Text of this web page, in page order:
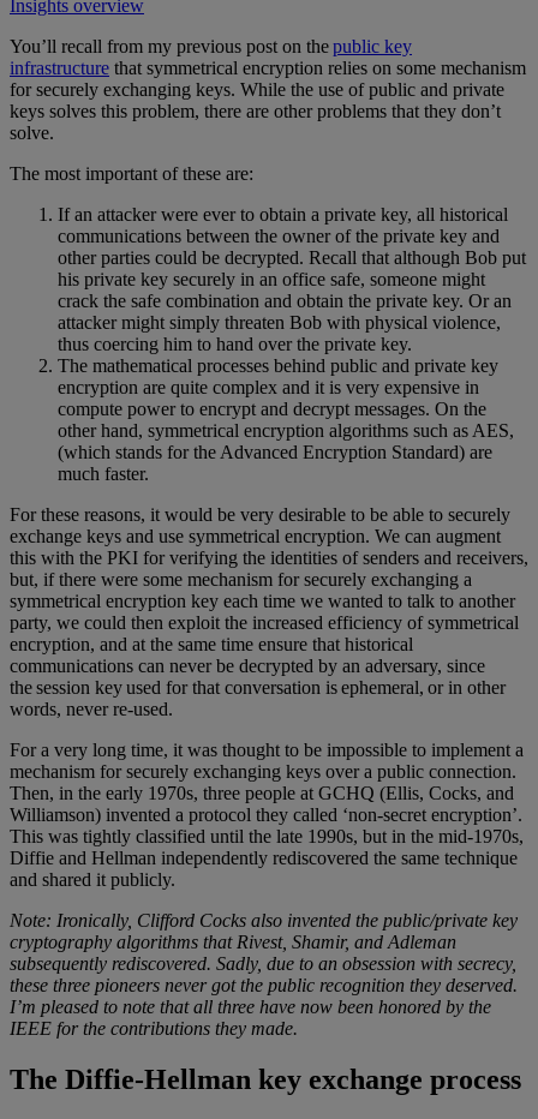
Insights overview
You’ll recall from my previous post on thepublic key
infrastructure that symmetrical encryption relies on some mechanism
for securely exchanging keys. While the use of public and private
keys solves this problem, there are other problems that they don’t
solve.
The most important of these are:
If an attacker were ever to obtain a private key, all historical
communications between the owner of the private key and
other parties could be decrypted. Recall that although Bob put
his private key securely in an office safe, someone might
crack the safe combination and obtain the private key. Or an
attacker might simply threaten Bob with physical violence,
thus coercing him to hand over the private key.
The mathematical processes behind public and private key
encryption are quite complex and it is very expensive in
compute power to encrypt and decrypt messages. On the
other hand, symmetrical encryption algorithms such as AES,
(which stands for the Advanced Encryption Standard) are
much faster.
For these reasons, it would be very desirable to be able to securely
exchange keys and use symmetrical encryption. We can augment
this with the PKI for verifying the identities of senders and receivers,
but, if there were some mechanism for securely exchanging a
symmetrical encryption key each time we wanted to talk to another
party, we could then exploit the increased efficiency of symmetrical
encryption, and at the same time ensure that historical
communications can never be decrypted by an adversary, since
the session key used for that conversation is ephemeral, or in other
words, never re-used.
For a very long time, it was thought to be impossible to implement a
mechanism for securely exchanging keys over a public connection.
Then, in the early 1970s, three people at GCHQ (Ellis, Cocks, and
Williamson) invented a protocol they called ‘non-secret encryption’.
This was tightly classified until the late 1990s, but in the mid-1970s,
Diffie and Hellman independently rediscovered the same technique
and shared it publicly.
Note: Ironically, Clifford Cocks also invented the public/private key
cryptography algorithms that Rivest, Shamir, and Adleman
subsequently rediscovered. Sadly, due to an obsession with secrecy,
these three pioneers never got the public recognition they deserved.
I’m pleased to note that all three have now been honored by the
IEEE for the contributions they made.
The Diffie-Hellman key exchange process